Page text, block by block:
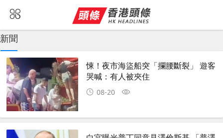
新聞
悚！夜市海盜船突「攔腰斷裂」 遊客
哭喊：有人被夾住
08-20